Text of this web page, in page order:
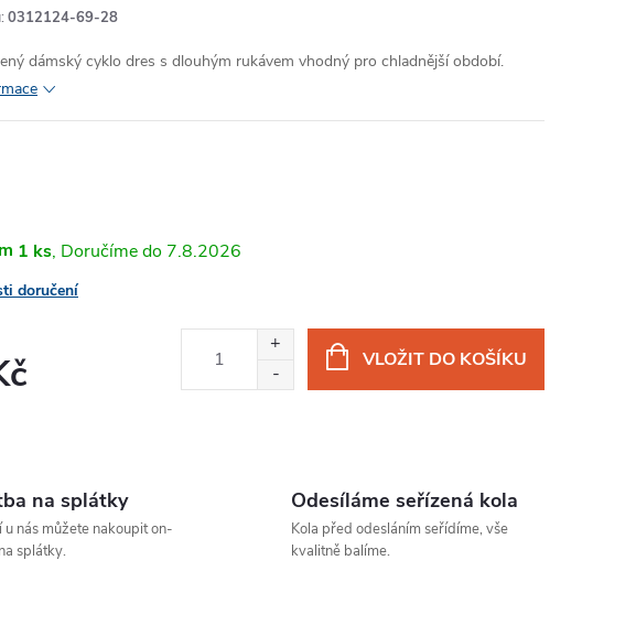
0312124-69-28
dámský cyklo dres s dlouhým rukávem vhodný pro chladnější období.
1 ks 7.8.2026
doručení
VLOŽIT DO KOŠÍKU
na splátky
u nás můžete nakoupit on-
splátky.
Odesíláme seřízená kola
Kola před odesláním seřídíme, vše
kvalitně balíme.